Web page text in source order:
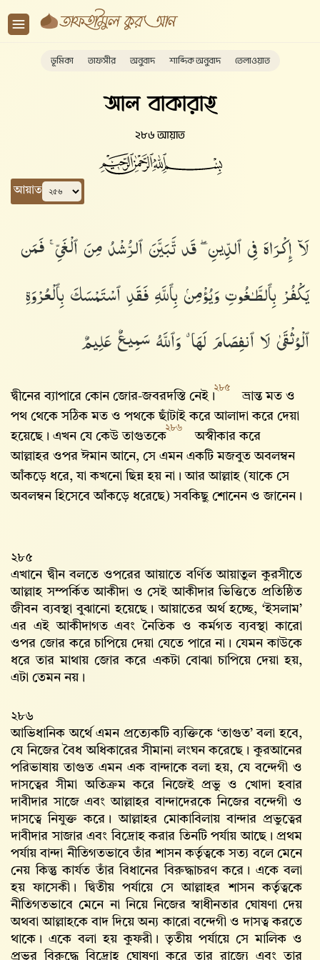
ভূমিকা তাফসীর অনুবাদ শাব্দিক অনুবাদ তেলাওয়াত
আল বাকারাহ
২৮৬ আয়াত
আয়াত
لَآ إِكْرَاهَ فِى ٱلدِّينِ ۖ قَد تَّبَيَّنَ ٱلرُّشْدُ مِنَ ٱلْغَىِّ ۚ فَمَن
يَكْفُرْ بِٱلطَّـٰغُوتِ وَيُؤْمِنۢ بِٱللَّهِ فَقَدِ ٱسْتَمْسَكَ بِٱلْعُرْوَةِ
ٱلْوُثْقَىٰ لَا ٱنفِصَامَ لَهَا ۗ وَٱللَّهُ سَمِيعٌ عَلِيمٌ
দ্বীনের ব্যাপারে কোন জোর-জবরদস্তি নেই।
২৮৫
ভ্রান্ত মত ও
পথ থেকে সঠিক মত ও পথকে ছাঁটাই করে আলাদা করে দেয়া
হয়েছে। এখন যে কেউ তাগুতকে
২৮৬
অস্বীকার করে
আল্লাহর ওপর ঈমান আনে, সে এমন একটি মজবুত অবলম্বন
আঁকড়ে ধরে, যা কখনো ছিন্ন হয় না। আর আল্লাহ‌ (যাকে সে
অবলম্বন হিসেবে আঁকড়ে ধরেছে) সবকিছু শোনেন ও জানেন।
২৮৫
এখানে দ্বীন বলতে ওপরের আয়াতে বর্ণিত আয়াতুল কুরসীতে
আল্লাহ‌ সম্পর্কিত আকীদা ও সেই আকীদার ভিত্তিতে প্রতিষ্ঠিত
জীবন ব্যবস্থা বুঝানো হয়েছে। আয়াতের অর্থ হচ্ছে, ‘ইসলাম’
এর এই আকীদাগত এবং নৈতিক ও কর্মগত ব্যবস্থা কারো
ওপর জোর করে চাপিয়ে দেয়া যেতে পারে না। যেমন কাউকে
ধরে তার মাথায় জোর করে একটা বোঝা চাপিয়ে দেয়া হয়,
এটা তেমন নয়।
২৮৬
আভিধানিক অর্থে এমন প্রত্যেকটি ব্যক্তিকে ‘তাগুত’ বলা হবে,
যে নিজের বৈধ অধিকারের সীমানা লংঘন করেছে। কুরআনের
পরিভাষায় তাগুত এমন এক বান্দাকে বলা হয়, যে বন্দেগী ও
দাসত্বের সীমা অতিক্রম করে নিজেই প্রভু ও খোদা হবার
দাবীদার সাজে এবং আল্লাহর বান্দাদেরকে নিজের বন্দেগী ও
দাসত্বে নিযুক্ত করে। আল্লাহর মোকাবিলায় বান্দার প্রভুত্বের
দাবীদার সাজার এবং বিদ্রোহ করার তিনটি পর্যায় আছে। প্রথম
পর্যায় বান্দা নীতিগতভাবে তাঁর শাসন কর্তৃত্বকে সত্য বলে মেনে
নেয় কিন্তু কার্যত তাঁর বিধানের বিরুদ্ধাচরণ করে। একে বলা
হয় ফাসেকী। দ্বিতীয় পর্যায়ে সে আল্লাহর শাসন কর্তৃত্বকে
নীতিগতভাবে মেনে না নিয়ে নিজের স্বাধীনতার ঘোষণা দেয়
অথবা আল্লাহকে বাদ দিয়ে অন্য কারো বন্দেগী ও দাসত্ব করতে
থাকে। একে বলা হয় কুফরী। তৃতীয় পর্যায়ে সে মালিক ও
প্রভুর বিরুদ্ধে বিদ্রোহ ঘোষণা করে তার রাজ্যে এবং তার